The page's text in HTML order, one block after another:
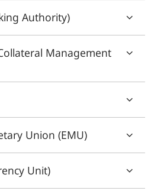
Authority)
Management
Union (EMU)
Unit)